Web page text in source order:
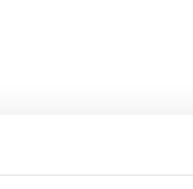
dining tuinstoel voeg je
zit- en rugkussen één geheel